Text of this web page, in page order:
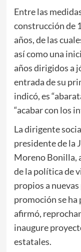
Entre las
construcción de
años, de las
así como una
años dirigidos a
entrada de su
indicó, es
“acabar con los
La dirigente
presidente de la
Moreno Bonilla,
de la política de
propios a
promoción se ha
afirmó,
inaugure
estatales.